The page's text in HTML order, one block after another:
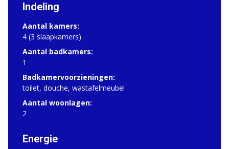
Indeling
Aantal kamers:
4 (3 slaapkamers)
Aantal badkamers:
1
Badkamervoorzieningen:
toilet, douche, wastafelmeubel
Aantal woonlagen:
2
Energie